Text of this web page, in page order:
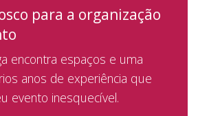
para a organização
encontra espaços e uma
anos de experiência que
evento inesquecível.